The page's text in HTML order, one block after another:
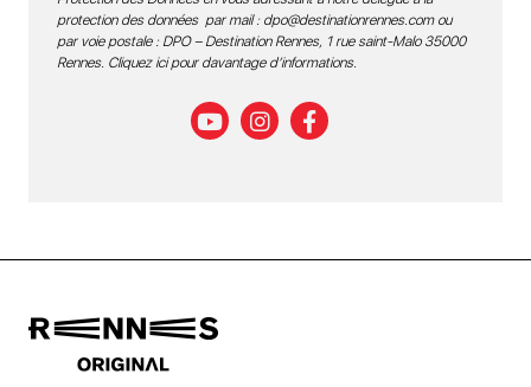
protection des données par mail : dpo@destinationrennes.comou
par voie postale : DPO – Destination Rennes, 1 rue saint-Malo 35000
Rennes. Cliquez ici pour davantage d’informations.